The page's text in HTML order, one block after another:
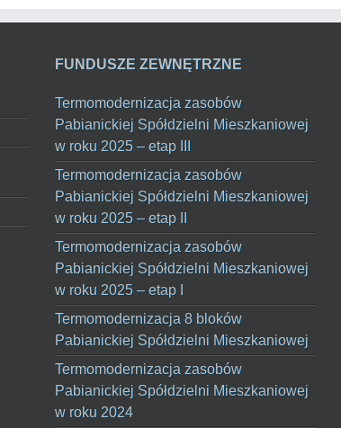
FUNDUSZE ZEWNĘTRZNE
Termomodernizacja zasobów
Pabianickiej Spółdzielni Mieszkaniowej
w roku 2025 – etap III
Termomodernizacja zasobów
Pabianickiej Spółdzielni Mieszkaniowej
w roku 2025 – etap II
Termomodernizacja zasobów
Pabianickiej Spółdzielni Mieszkaniowej
w roku 2025 – etap I
Termomodernizacja 8 bloków
Pabianickiej Spółdzielni Mieszkaniowej
Termomodernizacja zasobów
Pabianickiej Spółdzielni Mieszkaniowej
w roku 2024